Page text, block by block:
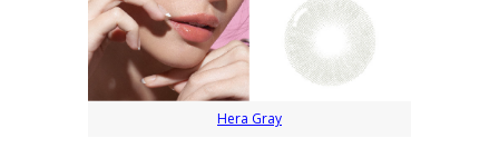
Hera Gray